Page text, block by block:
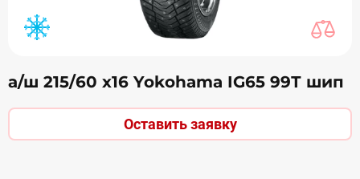
а/ш 215/60 х16 Yokohama IG65 99Т шип
Оставить заявку